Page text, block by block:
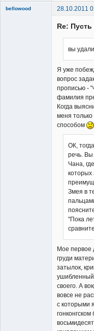
bellowood
28.10.2011
Re: Пусть
вы
Я уже
вопрос
прописью -
фамилия
Когда
меня
способом
ОК,
речь.
Чана,
Змея в
"Пока
Мое первое
груди
затылок,
ушибленный
своего. А
вовсе не
с которыми